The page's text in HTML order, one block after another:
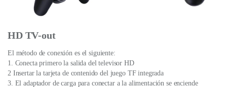
HD TV-out
El método de conexión es el siguiente:
1. Conecta primero la salida del televisor HD
2 Insertar la tarjeta de contenido del juego TF integrada
3. El adaptador de carga para conectar a la alimentación se enciende